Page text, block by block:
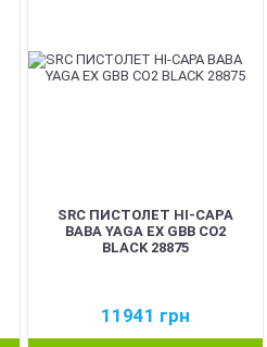
SRC ПИСТОЛЕТ HI-CAPA
BABA YAGA EX GBB CO2
BLACK 28875
11941 грн